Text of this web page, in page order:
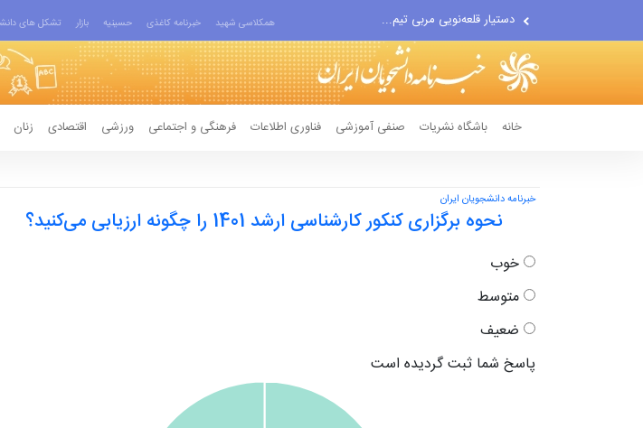
اقتصاددان معروف آمریکایی:...
انتشار اخبار جعلی توسط...
همکلاسی شهید خبرنامه کاغذی حسینیه بازار تشکل های
خانه باشگاه نشریات صنفی آموزشی فناوری اطلاعات فرهنگی و اجتماعی ورزشی اقتصادی زنان
خبرنامه دانشجویان ایران
نحوه برگزاری کنکور کارشناسی ارشد 1401 را چگونه ارزیابی می‌کنید؟
خوب
متوسط
ضعیف
پاسخ شما ثبت گردیده است